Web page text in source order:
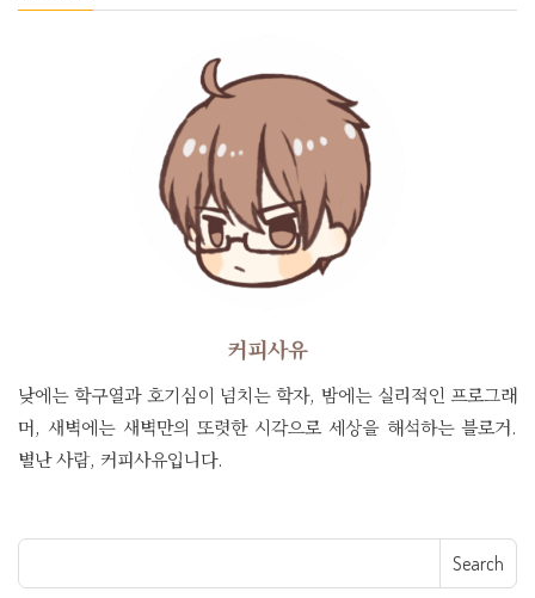
커피사유
낮에는 학구열과 호기심이 넘치는 학자, 밤에는 실리적인 프로그래
머, 새벽에는 새벽만의 또렷한 시각으로 세상을 해석하는 블로거.
별난 사람, 커피사유입니다.